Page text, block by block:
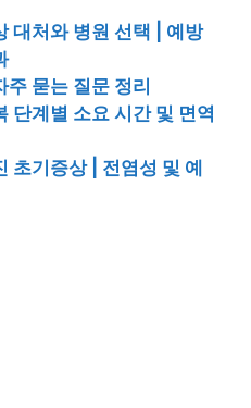
대처와 병원 선택 | 예방
주 묻는 질문 정리
단계별 소요 시간 및 면역
초기증상 | 전염성 및 예